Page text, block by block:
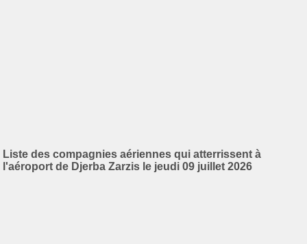
Liste des compagnies aériennes qui atterrissent à
l'aéroport de Djerba Zarzis le jeudi 09 juillet 2026